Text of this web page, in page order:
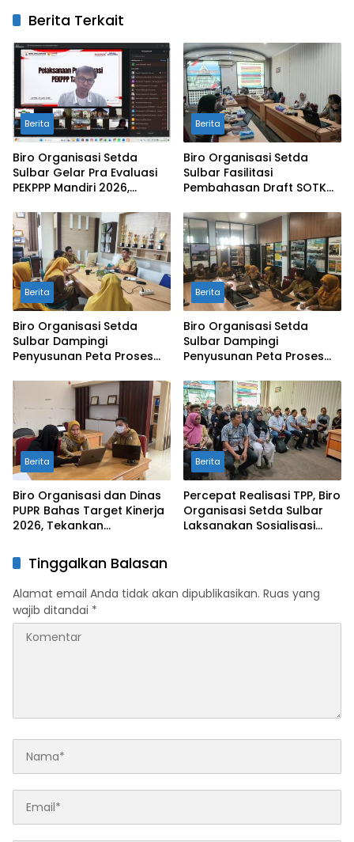
Berita Terkait
Berita
Biro Organisasi Setda
Sulbar Gelar Pra Evaluasi
PEKPPP Mandiri 2026,
Bukti Dukung
Berita
Biro Organisasi Setda
Sulbar Fasilitasi
Pembahasan Draft SOTK
Tengah
Berita
Biro Organisasi Setda
Sulbar Dampingi
Penyusunan Peta Proses
Berita
Biro Organisasi Setda
Sulbar Dampingi
Penyusunan Peta Proses
Berita
Biro Organisasi dan Dinas
PUPR Bahas Target Kinerja
2026, Tekankan
Maksimal
Berita
Percepat Realisasi TPP, Biro
Organisasi Setda Sulbar
Laksanakan Sosialisasi
Tinggalkan Balasan
Alamat email Anda tidak akan dipublikasikan. Ruas yang
wajib ditandai *